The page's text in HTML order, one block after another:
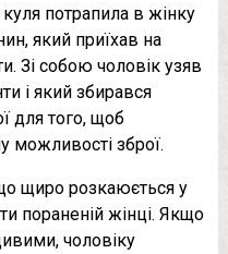
потрапила в жінку
який приїхав на
Зі собою чоловік узяв
і який збирався
для того, щоб
можливості зброї.
щиро розкаюється у
пораненій жінці. Якщо
чоловіку